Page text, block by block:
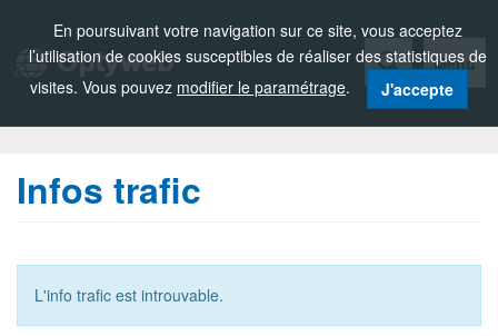
En poursuivant votre navigation sur ce site, vous acceptez
l’utilisation de cookies susceptibles de réaliser des statistiques de
visites. Vous pouvez modifier le paramétrage. J'accepte
Menu
Infos trafic
L'info trafic est introuvable.